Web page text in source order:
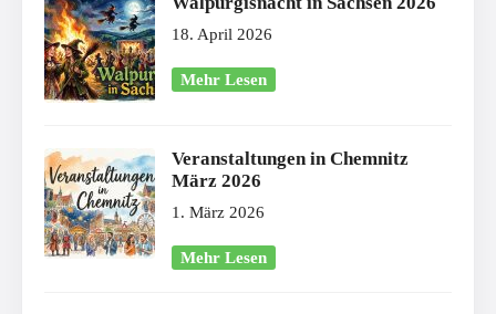
18. April 2026
Mehr Lesen
Veranstaltungen in Chemnitz
März 2026
1. März 2026
Mehr Lesen